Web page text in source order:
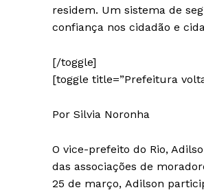
residem. Um sistema de
confiança nos cidadão e
[/toggle]
[toggle title=”Prefeitura
Por Silvia Noronha
O vice-prefeito do Rio,
das associações de
25 de março, Adilson